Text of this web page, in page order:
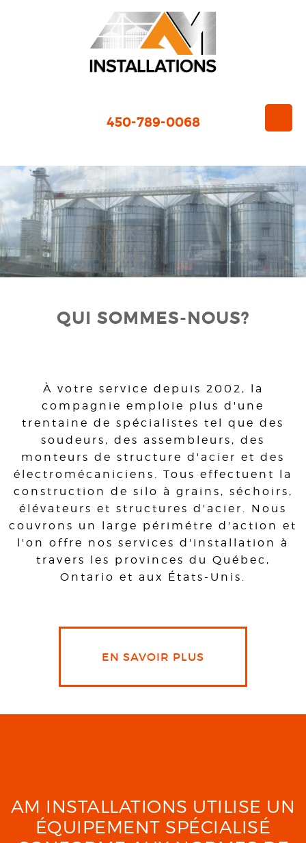
450-789-0068
QUI SOMMES-NOUS?
À votre service depuis 2002, la
compagnie emploie plus d'une
trentaine de spécialistes tel que des
soudeurs, des assembleurs, des
monteurs de structure d'acier et des
électromécaniciens. Tous effectuent la
construction de silo à grains, séchoirs,
élévateurs et structures d'acier. Nous
couvrons un large périmétre d'action et
l'on offre nos services d'installation à
travers les provinces du Québec,
Ontario et aux États-Unis.
EN SAVOIR PLUS
AM INSTALLATIONS UTILISE UN
ÉQUIPEMENT SPÉCIALISÉ